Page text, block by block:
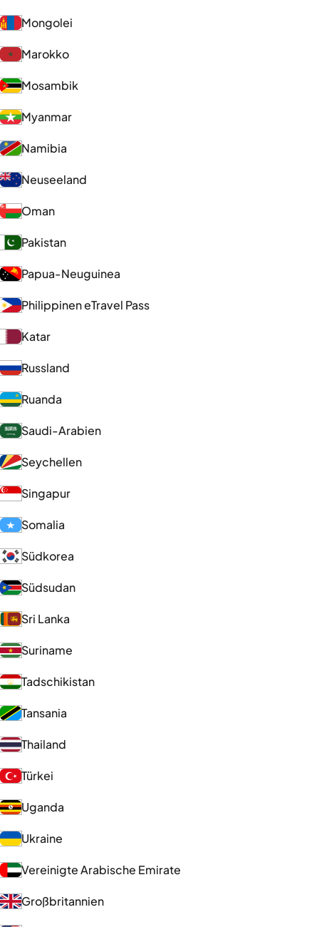
Mongolei
Marokko
Mosambik
Myanmar
Namibia
Neuseeland
Oman
Pakistan
Papua-Neuguinea
Philippinen eTravel Pass
Katar
Russland
Ruanda
Saudi-Arabien
Seychellen
Singapur
Somalia
Südkorea
Südsudan
Sri Lanka
Suriname
Tadschikistan
Tansania
Thailand
Türkei
Uganda
Ukraine
Vereinigte Arabische Emirate
Großbritannien